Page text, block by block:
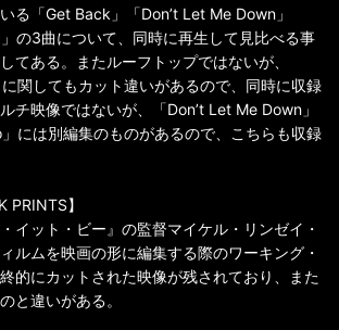
る「Get Back」「Don’t Let Me Down」
」の3曲について、同時に再生して見比べる事
てある。またルーフトップではないが、
に関してもカット違いがあるので、同時に収録
チ映像ではないが、「Don’t Let Me Down」
には別編集のものがあるので、こちらも収録
PRINTS】
イット・ビー』の監督マイケル・リンゼイ・
ルムを映画の形に編集する際のワーキング・
的にカットされた映像が残されており、また
と違いがある。